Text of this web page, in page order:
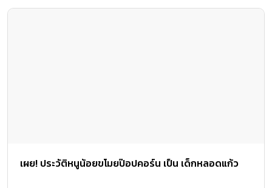
เผย! ประวัติหนูน้อยขโมยป๊อปคอร์น เป็น เด็กหลอดแก้ว